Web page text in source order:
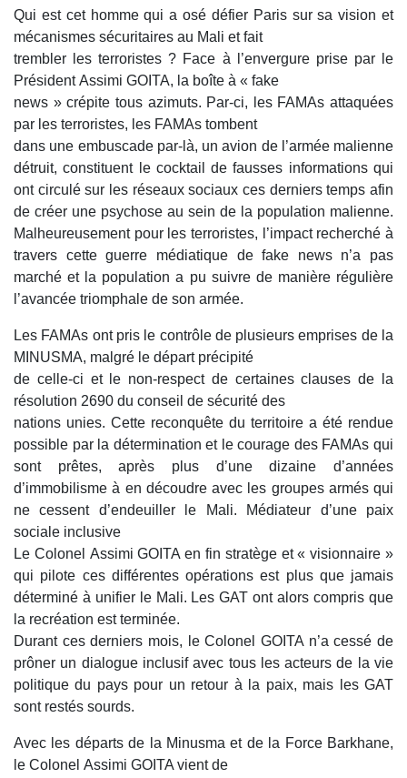
Qui est cet homme qui a osé défier Paris sur sa vision et
mécanismes sécuritaires au Mali et fait
trembler les terroristes ? Face à l’envergure prise par le
Président Assimi GOITA, la boîte à « fake
news » crépite tous azimuts. Par-ci, les FAMAs attaquées
par les terroristes, les FAMAs tombent
dans une embuscade par-là, un avion de l’armée malienne
détruit, constituent le cocktail de fausses informations qui
ont circulé sur les réseaux sociaux ces derniers temps afin
de créer une psychose au sein de la population malienne.
Malheureusement pour les terroristes, l’impact recherché à
travers cette guerre médiatique de fake news n’a pas
marché et la population a pu suivre de manière régulière
l’avancée triomphale de son armée.
Les FAMAs ont pris le contrôle de plusieurs emprises de la
MINUSMA, malgré le départ précipité
de celle-ci et le non-respect de certaines clauses de la
résolution 2690 du conseil de sécurité des
nations unies. Cette reconquête du territoire a été rendue
possible par la détermination et le courage des FAMAs qui
sont prêtes, après plus d’une dizaine d’années
d’immobilisme à en découdre avec les groupes armés qui
ne cessent d’endeuiller le Mali. Médiateur d’une paix
sociale inclusive
Le Colonel Assimi GOITA en fin stratège et « visionnaire »
qui pilote ces différentes opérations est plus que jamais
déterminé à unifier le Mali. Les GAT ont alors compris que
la recréation est terminée.
Durant ces derniers mois, le Colonel GOITA n’a cessé de
prôner un dialogue inclusif avec tous les acteurs de la vie
politique du pays pour un retour à la paix, mais les GAT
sont restés sourds.
Avec les départs de la Minusma et de la Force Barkhane,
le Colonel Assimi GOITA vient de